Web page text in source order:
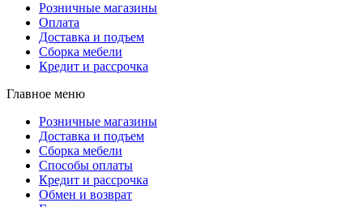
Розничные магазины
Оплата
Доставка и подъем
Сборка мебели
Кредит и рассрочка
Главное меню
Розничные магазины
Доставка и подъем
Сборка мебели
Способы оплаты
Кредит и рассрочка
Обмен и возврат